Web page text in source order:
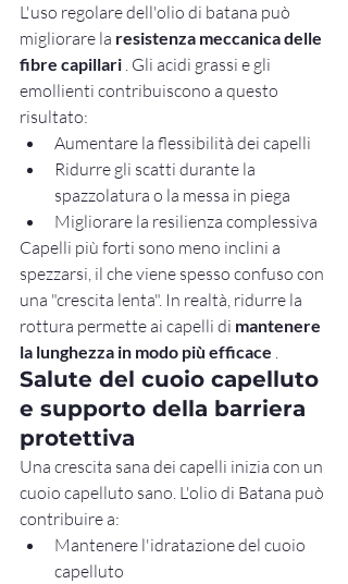
L'uso regolare dell'olio di batana può
migliorare la resistenza meccanica delle
fibre capillari . Gli acidi grassi e gli
emollienti contribuiscono a questo
risultato:
Aumentare la flessibilità dei capelli
Ridurre gli scatti durante la
spazzolatura o la messa in piega
Migliorare la resilienza complessiva
Capelli più forti sono meno inclini a
spezzarsi, il che viene spesso confuso con
una "crescita lenta". In realtà, ridurre la
rottura permette ai capelli di mantenere
la lunghezza in modo più efficace .
Salute del cuoio capelluto
e supporto della barriera
protettiva
Una crescita sana dei capelli inizia con un
cuoio capelluto sano. L'olio di Batana può
contribuire a:
Mantenere l'idratazione del cuoio
capelluto